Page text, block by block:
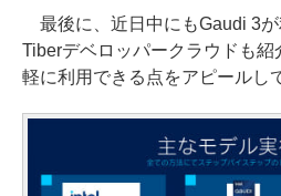
最後に、近日中にもGaudi 3
Tiberデベロッパークラウドも
軽に利用できる点をアピールし